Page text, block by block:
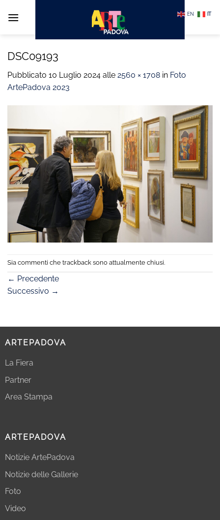
DSC09193
Pubblicato 10 Luglio 2024 alle 2560 × 1708 in Foto
ArtePadova 2023
Sia commenti che trackback sono attualmente chiusi.
← Precedente
Successivo →
ARTEPADOVA
La Fiera
Partner
Area Stampa
ARTEPADOVA
Notizie ArtePadova
Notizie delle Gallerie
Foto
Video
EN IT